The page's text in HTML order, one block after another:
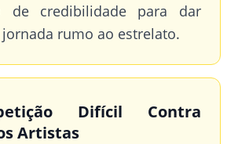
de credibilidade para dar
rumo ao estrelato.
Difícil Contra
Artistas